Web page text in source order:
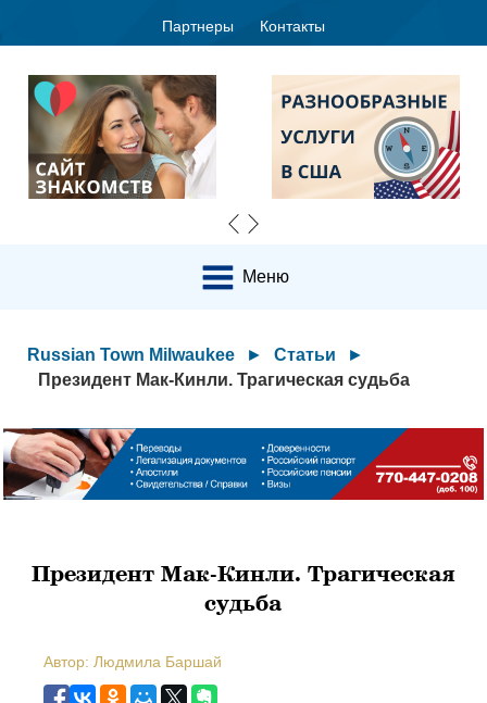
Партнеры Контакты
Меню
Russian Town Milwaukee ► Статьи
►
Президент Мак-Кинли. Трагическая судьба
Президент Мак-Кинли. Трагическая
судьба
Автор: Людмила Баршай